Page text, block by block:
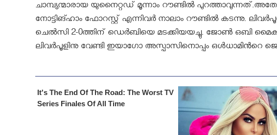
ചാമ്പ്യന്മാരായ യുനൈറ്റഡ് മൂന്നാം റൗണ്ടില്‍
നോട്ടിങ്ഹാം ഫോറസ്റ്റ് എന്നിവര്‍ നാലാം റൗണ്ടില്‍ കടന്നു.
ചെല്‍സി 2-0ത്തിന് ഡെര്‍ബിയെ മടക്കിയയച്ചു. ജോണ്‍ ഒബി
ലിവര്‍പൂളിനു വേണ്ടി ഇയാഗോ അസ്പാസിനൊപ്പം ഒള്‍ധാമിൻറെ